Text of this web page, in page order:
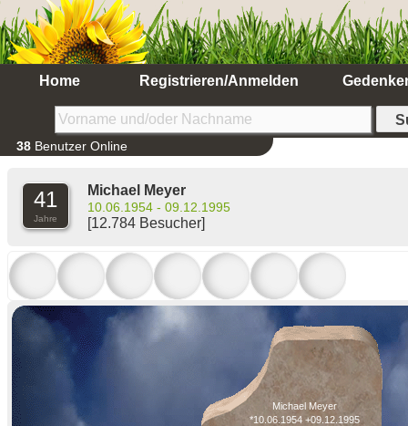
Home Registrieren/Anmelden
38 Benutzer Online
41
Jahre
Michael Meyer
10.06.1954 - 09.12.1995
[12.784 Besucher]
Michael Meyer
*10.06.1954 +09.12.1995